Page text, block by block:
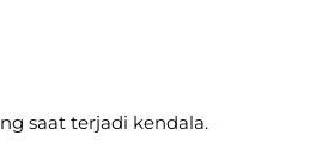
saat terjadi kendala.